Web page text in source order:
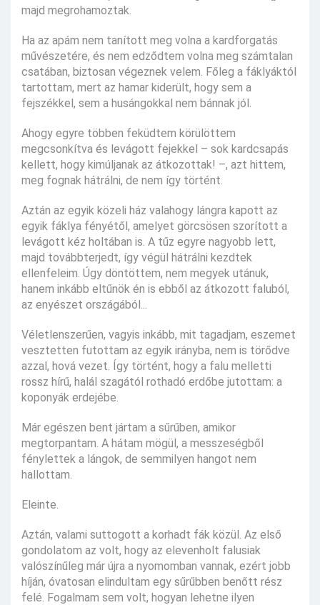
majd megrohamoztak.
Ha az apám nem tanított meg volna a kardforgatás
művészetére, és nem edződtem volna meg számtalan
csatában, biztosan végeznek velem. Főleg a fáklyáktól
tartottam, mert az hamar kiderült, hogy sem a
fejszékkel, sem a husángokkal nem bánnak jól.
Ahogy egyre többen feküdtem körülöttem
megcsonkítva és levágott fejekkel – sok kardcsapás
kellett, hogy kimúljanak az átkozottak! –, azt hittem,
meg fognak hátrálni, de nem így történt.
Aztán az egyik közeli ház valahogy lángra kapott az
egyik fáklya fényétől, amelyet görcsösen szorított a
levágott kéz holtában is. A tűz egyre nagyobb lett,
majd továbbterjedt, így végül hátrálni kezdtek
ellenfeleim. Úgy döntöttem, nem megyek utánuk,
hanem inkább eltűnök én is ebből az átkozott faluból,
az enyészet országából...
Véletlenszerűen, vagyis inkább, mit tagadjam, eszemet
vesztetten futottam az egyik irányba, nem is törődve
azzal, hová vezet. Így történt, hogy a falu melletti
rossz hírű, halál szagától rothadó erdőbe jutottam: a
koponyák erdejébe.
Már egészen bent jártam a sűrűben, amikor
megtorpantam. A hátam mögül, a messzeségből
fénylettek a lángok, de semmilyen hangot nem
hallottam.
Eleinte.
Aztán, valami suttogott a korhadt fák közül. Az első
gondolatom az volt, hogy az elevenholt falusiak
valószínűleg már újra a nyomomban vannak, ezért jobb
híján, óvatosan elindultam egy sűrűbben benőtt rész
felé. Fogalmam sem volt, hogyan lehetne ilyen